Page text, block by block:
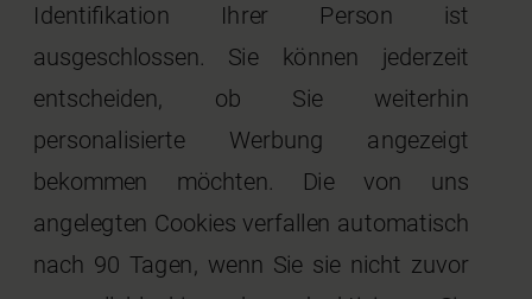
Identifikation Ihrer Person ist
ausgeschlossen. Sie können jederzeit
entscheiden, ob Sie weiterhin
personalisierte Werbung angezeigt
bekommen möchten. Die von uns
angelegten Cookies verfallen automatisch
nach 90 Tagen, wenn Sie sie nicht zuvor